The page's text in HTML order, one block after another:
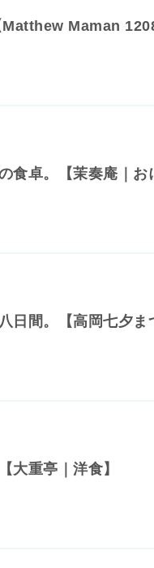
Matthew Maman
食卓。【茉奏庵｜お
日間。【高岡七夕ま
大重亭｜洋食】